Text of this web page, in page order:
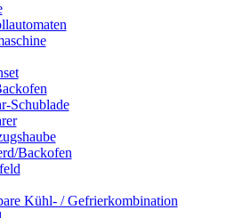
Schublade
Backofen
Kühl- / Gefrierkombination